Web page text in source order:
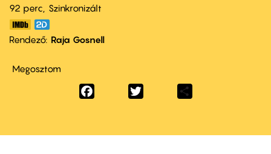
92 perc,
Szinkronizált
Rendező Raja Gosnell
Megosztom
Facebook